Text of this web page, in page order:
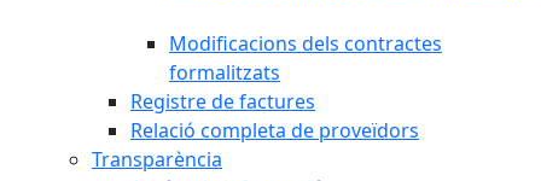
Modificacions dels contractes
formalitzats
Registre de factures
Relació completa de proveïdors
Transparència